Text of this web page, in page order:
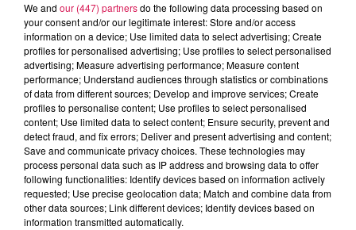
Canal fm
Geoffrey Deloux
La Ligne des Auditeurs
0:00 3 min 35 sec
28 février 2025 - 3 min 35 sec
28.02.2025 - CLAUDINE PARTAGE UN
We and our (447) partnersdo the following data processing based on
your consent and/or our legitimate interest: Store and/or access
information on a device; Use limited data to select advertising; Create
profiles for personalised advertising; Use profiles to select personalised
advertising; Measure advertising performance; Measure content
performance; Understand audiences through statistics or combinations
of data from different sources; Develop and improve services; Create
profiles to personalise content; Use profiles to select personalised
content; Use limited data to select content; Ensure security, prevent and
detect fraud, and fix errors; Deliver and present advertising and content;
Save and communicate privacy choices. These technologies may
process personal data such as IP address and browsing data to offer
following functionalities: Identify devices based on information actively
requested; Use precise geolocation data; Match and combine data from
other data sources; Link different devices; Identify devices based on
information transmitted automatically.